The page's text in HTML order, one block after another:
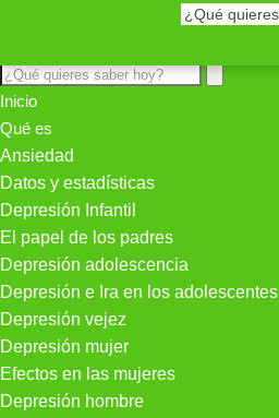
Inicio
Qué es
Ansiedad
Datos y estadísticas
Depresión Infantil
El papel de los padres
Depresión adolescencia
Depresión e Ira en los adolescentes
Depresión vejez
Depresión mujer
Efectos en las mujeres
Depresión hombre